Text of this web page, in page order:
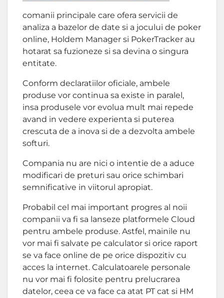
comanii principale care ofera servicii de
analiza a bazelor de date si a jocului de poker
online, Holdem Manager si PokerTracker au
hotarat sa fuzioneze si sa devina o singura
entitate.
Conform declaratiilor oficiale, ambele
produse vor continua sa existe in paralel,
insa produsele vor evolua mult mai repede
avand in vedere experienta si puterea
crescuta de a inova si de a dezvolta ambele
softuri.
Compania nu are nici o intentie de a aduce
modificari de preturi sau orice schimbari
semnificative in viitorul apropiat.
Probabil cel mai important progres al noii
companii va fi sa lanseze platformele Cloud
pentru ambele produse. Astfel, mainile nu
vor mai fi salvate pe calculator si orice raport
se va face online de pe orice dispozitiv cu
acces la internet. Calculatoarele personale
nu vor mai fi folosite pentru prelucrarea
datelor, ceea ce va face ca atat PT cat si HM